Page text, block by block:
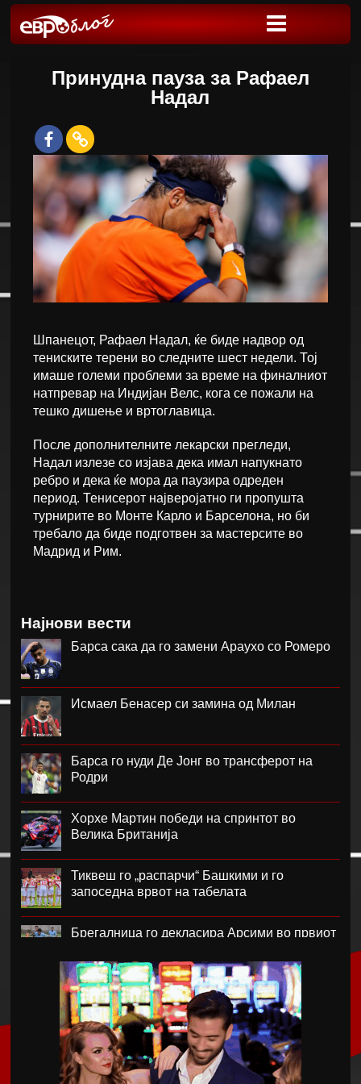
Принудна пауза за Рафаел
Надал
Шпанецот, Рафаел Надал, ќе биде надвор од
тениските терени во следните шест недели. Тој
имаше големи проблеми за време на финалниот
натпревар на Индијан Велс, кога се пожали на
тешко дишење и вртоглавица.
После дополнителните лекарски прегледи,
Надал излезе со изјава дека имал напукнато
ребро и дека ќе мора да паузира одреден
период. Тенисерот најверојатно ги пропушта
турнирите во Монте Карло и Барселона, но би
требало да биде подготвен за мастерсите во
Мадрид и Рим.
Најнови вести
Барса сака да го замени Араухо со Ромеро
Исмаел Бенасер си замина од Милан
Барса го нуди Де Јонг во трансферот на
Родри
Хорхе Мартин победи на спринтот во
Велика Британија
Тиквеш го „распарчи“ Башкими и го
запоседна врвот на табелата
Брегалница го декласира Арсими во првиот
Катерина Ацевска светска вицешампионка
во џиу-џицу
Дарко Чурлинов го впиша првенецот за
Погон Шчечин